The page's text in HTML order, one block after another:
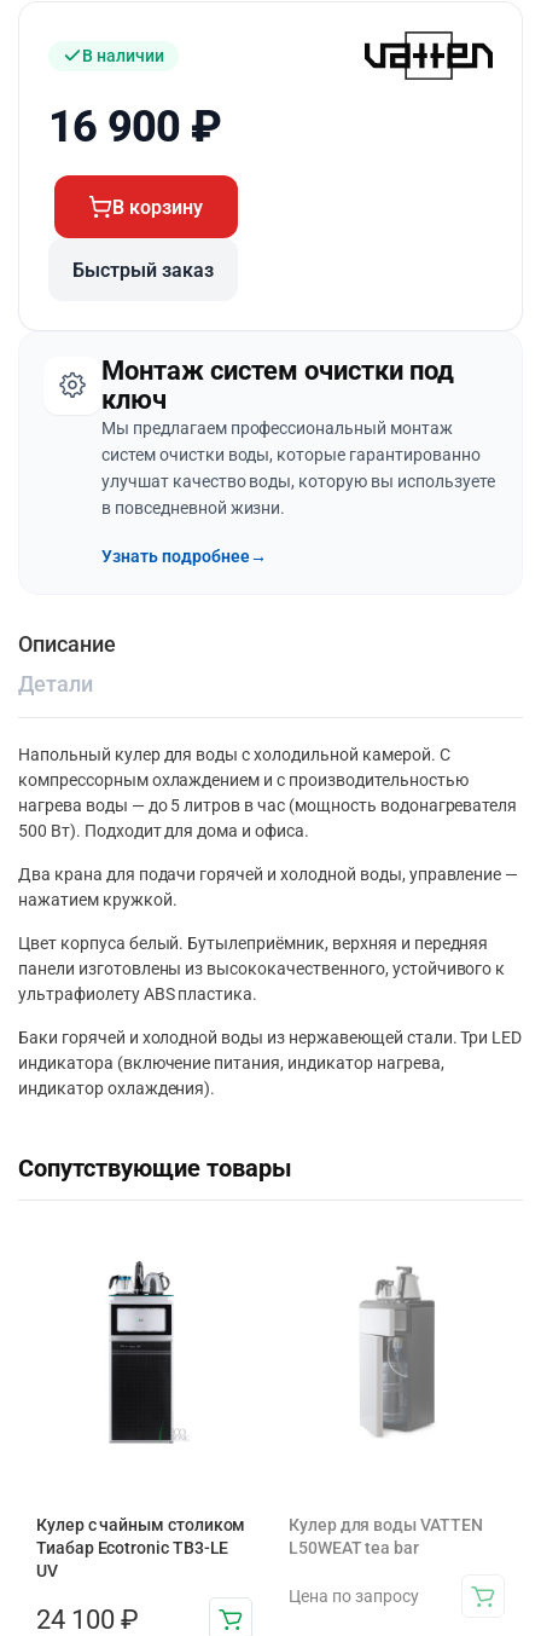
В наличии
16 900 ₽
В корзину
Быстрый заказ
Монтаж систем очистки под
ключ
Мы предлагаем профессиональный монтаж
систем очистки воды, которые гарантированно
улучшат качество воды, которую вы используете
в повседневной жизни.
Узнать подробнее→
Описание
Детали
Напольный кулер для воды c холодильной камерой. С
компрессорным охлаждением и с производительностью
нагрева воды — до 5 литров в час (мощность водонагревателя
500 Вт). Подходит для дома и офиса.
Два крана для подачи горячей и холодной воды, управление —
нажатием кружкой.
Цвет корпуса белый. Бутылеприёмник, верхняя и передняя
панели изготовлены из высококачественного, устойчивого к
ультрафиолету ABS пластика.
Баки горячей и холодной воды из нержавеющей стали. Три LED
индикатора (включение питания, индикатор нагрева,
индикатор охлаждения).
Сопутствующие товары
Кулер с чайным столиком
Тиабар Ecotronic TB3-LE
UV
24 100 ₽
Кулер для воды VATTEN
L50WEAT tea bar
Цена по запросу